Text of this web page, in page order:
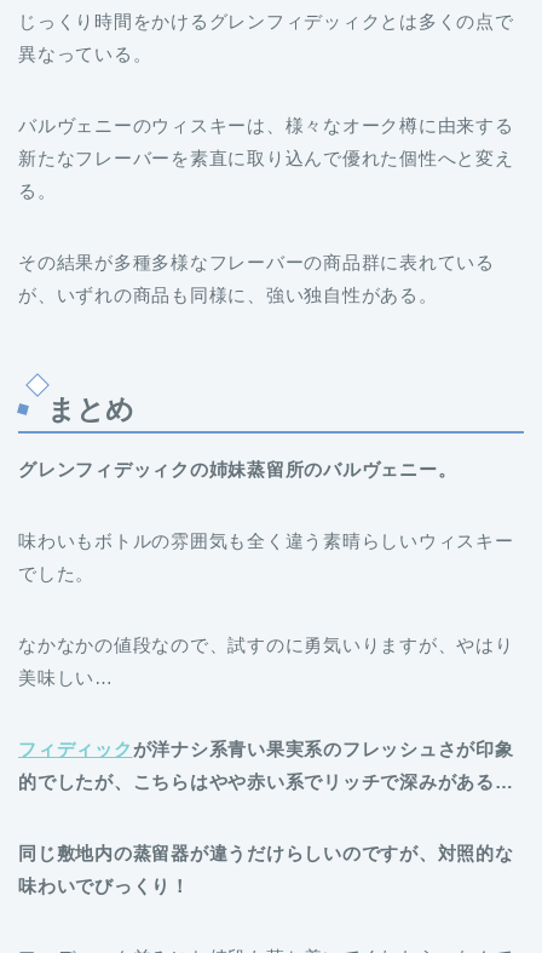
じっくり時間をかけるグレンフィデッィクとは多くの点で
異なっている。
バルヴェニーのウィスキーは、様々なオーク樽に由来する
新たなフレーバーを素直に取り込んで優れた個性へと変え
る。
その結果が多種多様なフレーバーの商品群に表れている
が、いずれの商品も同様に、強い独自性がある。
まとめ
グレンフィデッィクの姉妹蒸留所のバルヴェニー。
味わいもボトルの雰囲気も全く違う素晴らしいウィスキー
でした。
なかなかの値段なので、試すのに勇気いりますが、やはり
美味しい…
フィディックが洋ナシ系青い果実系のフレッシュさが印象
的でしたが、こちらはやや赤い系でリッチで深みがある…
同じ敷地内の蒸留器が違うだけらしいのですが、対照的な
味わいでびっくり！